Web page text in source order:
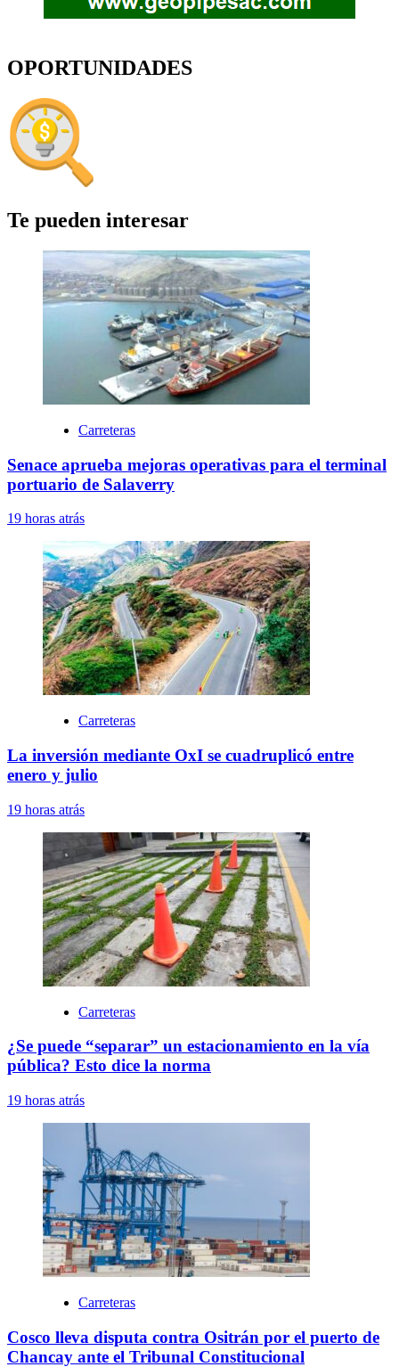
OPORTUNIDADES
Te pueden interesar
Carreteras
Senace aprueba mejoras operativas para el terminal
portuario de Salaverry
19 horas atrás
Carreteras
La inversión mediante OxI se cuadruplicó entre
enero y julio
19 horas atrás
Carreteras
¿Se puede “separar” un estacionamiento en la vía
pública? Esto dice la norma
19 horas atrás
Carreteras
Cosco lleva disputa contra Ositrán por el puerto de
Chancay ante el Tribunal Constitucional